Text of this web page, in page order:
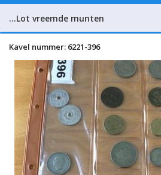
…Lot vreemde munten
Kavel nummer: 6221-396